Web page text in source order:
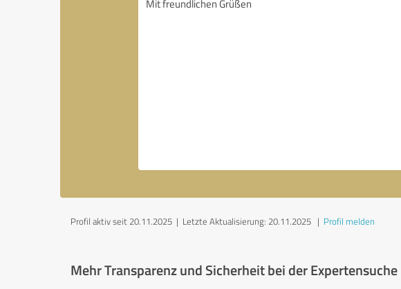
Profil aktiv seit 20.11.2025 | Letzte Aktualisierung: 20.11.2025 | Profil melden
Mehr Transparenz und Sicherheit bei der Expertensuche